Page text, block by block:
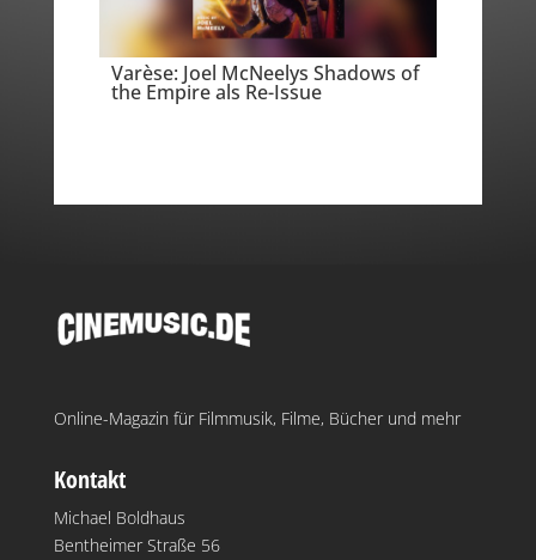
Varèse: Joel McNeelys Shadows of
the Empire als Re-Issue
Online-Magazin für Filmmusik, Filme, Bücher und mehr
Kontakt
Michael Boldhaus
Bentheimer Straße 56